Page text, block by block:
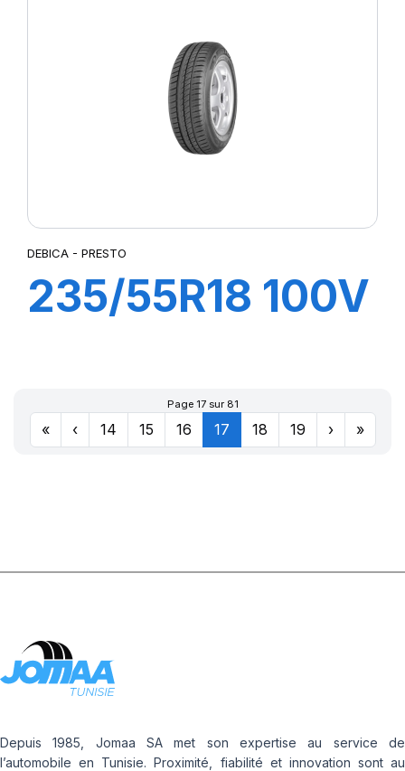
DEBICA - PRESTO
235/55R18 100V
Page 17 sur 81
« ‹ 14 15 16 17 18 19 › »
Depuis 1985, Jomaa SA met son expertise au service de
l’automobile en Tunisie. Proximité, fiabilité et innovation sont au